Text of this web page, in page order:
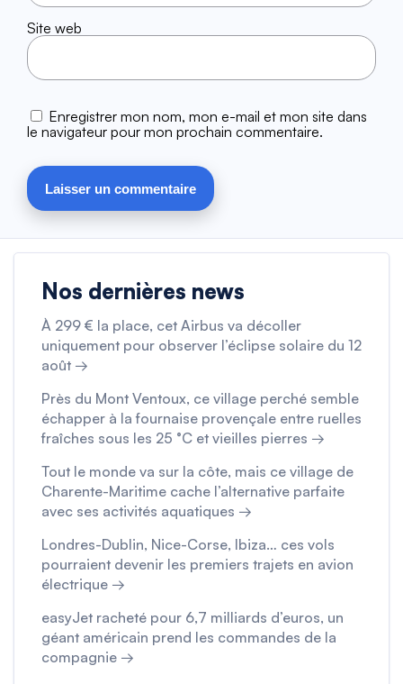
Site web
Enregistrer mon nom, mon e-mail et mon site dans
le navigateur pour mon prochain commentaire.
Nos dernières news
À 299 € la place, cet Airbus va décoller
uniquement pour observer l’éclipse solaire du 12
août →
Près du Mont Ventoux, ce village perché semble
échapper à la fournaise provençale entre ruelles
fraîches sous les 25 °C et vieilles pierres →
Tout le monde va sur la côte, mais ce village de
Charente-Maritime cache l’alternative parfaite
avec ses activités aquatiques →
Londres-Dublin, Nice-Corse, Ibiza… ces vols
pourraient devenir les premiers trajets en avion
électrique →
easyJet racheté pour 6,7 milliards d’euros, un
géant américain prend les commandes de la
compagnie →